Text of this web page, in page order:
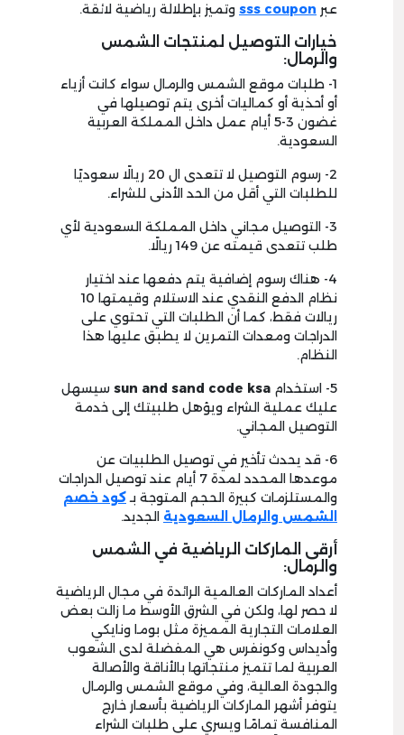
عبر sss coupon وتميز بإطلالة رياضية لائقة.
خيارات التوصيل لمنتجات الشمس
والرمال:
1- طلبات موقع الشمس والرمال سواء كانت أزياء
أو أحذية أو كماليات أخرى يتم توصيلها في
غضون 3-5 أيام عمل داخل المملكة العربية
السعودية.
2- رسوم التوصيل لا تتعدى ال 20 ريالًا سعوديًا
للطلبات التي أقل من الحد الأدنى للشراء.
3- التوصيل مجاني داخل المملكة السعودية لأي
طلب تتعدى قيمته عن 149 ريالًا.
4- هناك رسوم إضافية يتم دفعها عند اختيار
نظام الدفع النقدي عند الاستلام وقيمتها 10
ريالات فقط، كما أن الطلبات التي تحتوي على
الدراجات ومعدات التمرين لا يطبق عليها هذا
النظام.
5- استخدام sun and sand code ksa سيسهل
عليك عملية الشراء ويؤهل طلبيتك إلى خدمة
التوصيل المجاني.
6- قد يحدث تأخير في توصيل الطلبيات عن
موعدها المحدد لمدة 7 أيام عند توصيل الدراجات
والمستلزمات كبيرة الحجم المتوجة بـكود خصم
الشمس والرمال
السعودية الجديد.
أرقى الماركات الرياضية في الشمس
والرمال:
أعداد الماركات العالمية الرائدة في مجال الرياضية
لا حصر لها، ولكن في الشرق الأوسط ما زالت بعض
العلامات التجارية المميزة مثل بوما ونايكي
وأديداس وكونفرس هي المفضلة لدى الشعوب
العربية لما تتميز منتجاتها بالأناقة والأصالة
والجودة العالية، وفي موقع الشمس والرمال
يتوفر أشهر الماركات الرياضية بأسعار خارج
المنافسة تمامًا ويسري على طلبات الشراء